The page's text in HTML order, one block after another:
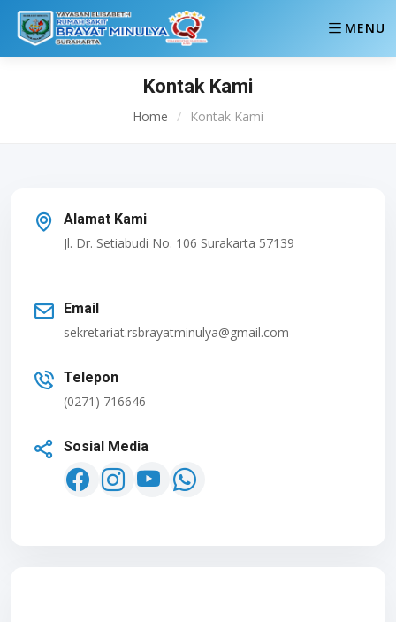
MENU
Kontak Kami
Home / Kontak Kami
Alamat Kami
Jl. Dr. Setiabudi No. 106 Surakarta 57139
Email
sekretariat.rsbrayatminulya@gmail.com
Telepon
(0271) 716646
Sosial Media